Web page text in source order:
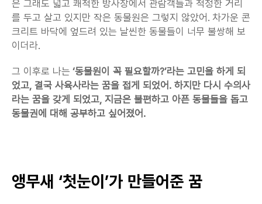
은 그래도 넓고 쾌적한 방사장에서 관람객들과 적정한 거리
를 두고 살고 있지만 작은 동물원은 그렇지 않았어. 차가운 콘
크리트 바닥에 엎드려 있는 날씬한 동물들이 너무 불쌍해 보
이더라.
그 이후로 나는 ‘동물원이 꼭 필요할까?’라는 고민을 하게 되
었고, 결국 사육사라는 꿈을 접게 되었어. 하지만 다시 수의사
라는 꿈을 갖게 되었고, 지금은 불편하고 아픈 동물들을 돕고
동물권에 대해 공부하고 싶어졌어.
앵무새 ‘첫눈이’가 만들어준 꿈